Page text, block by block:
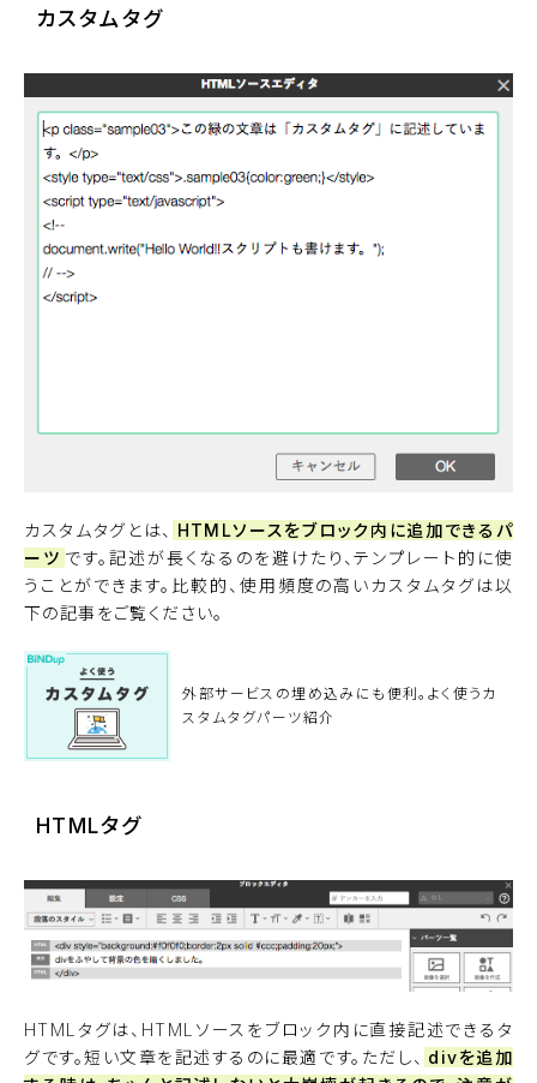
カスタムタグ
カスタムタグとは、 HTMLソースをブロック内に追加できるパ
ーツ です。記述が長くなるのを避けたり、テンプレート的に使
うことができます。比較的、使用頻度の高いカスタムタグは以
下の記事をご覧ください。
外部サービスの埋め込みにも便利。よく使うカ
スタムタグパーツ紹介
HTMLタグ
HTMLタグは、HTMLソースをブロック内に直接記述できるタ
グです。短い文章を記述するのに最適です。ただし、 divを追加